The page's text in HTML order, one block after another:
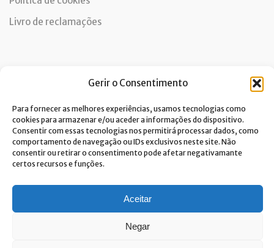
Gerir o Consentimento
Para fornecer as melhores experiências, usamos tecnologias como
cookies para armazenar e/ou aceder a informações do dispositivo.
Consentir com essas tecnologias nos permitirá processar dados, como
comportamento de navegação ou IDs exclusivos neste site. Não
consentir ou retirar o consentimento pode afetar negativamante
certos recursos e funções.
Aceitar
Negar
Livro de reclamações
Dou consentimento ao tratamento de dados e aceito a
política de privacidade.*
A Costa Verde está comprometida com a implementação do RGPD. Para